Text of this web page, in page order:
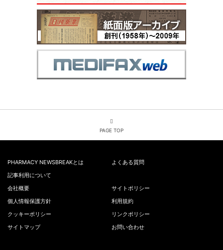
PAGE TOP
PHARMACY NEWSBREAKとは
よくある質問
記事利用について
会社概要
サイトポリシー
個人情報保護方針
利用規約
クッキーポリシー
リンクポリシー
サイトマップ
お問い合わせ